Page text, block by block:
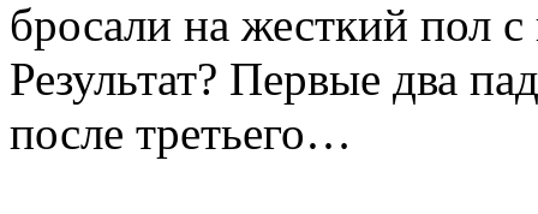
бросали на жесткий пол
Результат? Первые два
после третьего…